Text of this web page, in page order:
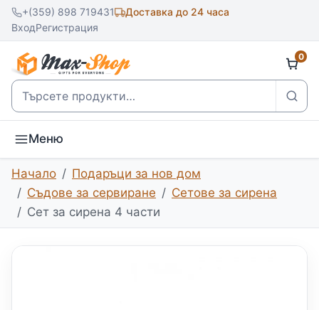
+(359) 898 719431
Доставка до 24 часа
ВходРегистрация
Търсене
0
Меню
Начало
Подаръци за нов дом
Съдове за сервиране
Сетове за сирена
Сет за сирена 4 части